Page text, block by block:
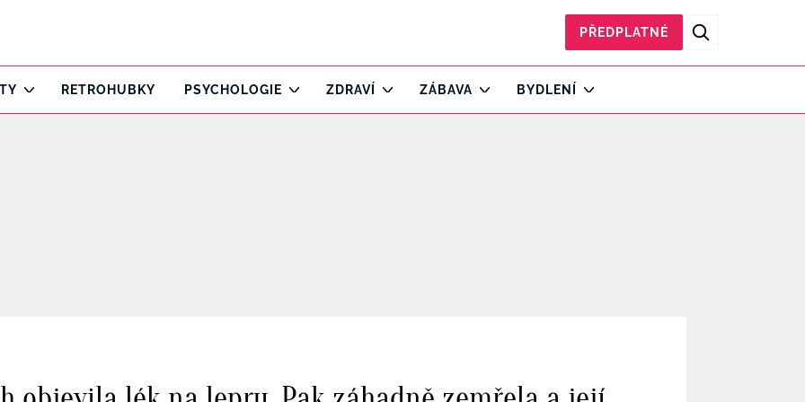
PŘEDPLATNÉ
RETROHUBKY PSYCHOLOGIE ZDRAVÍ ZÁBAVA BYDLENÍ